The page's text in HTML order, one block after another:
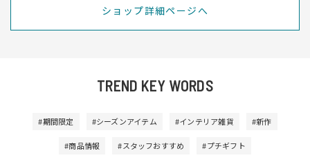
ショップ詳細ページへ
TREND KEY WORDS
#期間限定 #シーズンアイテム #インテリア雑貨 #新作
#商品情報 #スタッフおすすめ #プチギフト